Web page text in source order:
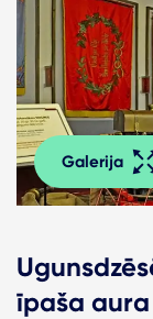
Galerija
īpaša